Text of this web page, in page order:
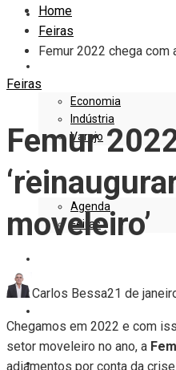
EDITORIAL
Economia
Indústria
Varejo
EVENTOS
Agenda
Feiras
VITRINE
Home
Feiras
Femur 2022 chega com
Feiras
Femur
moveleiro’
Carlos Bessa21 de
Chegamos em 2022 e com
setor moveleiro no ano, a
adiamentos por conta da